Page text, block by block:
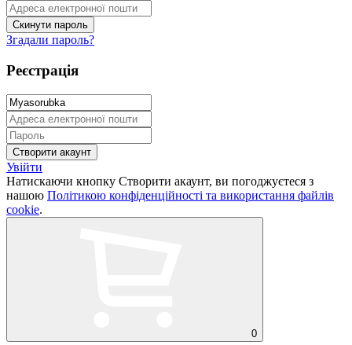
Згадали пароль?
Реєстрація
Увійти
Натискаючи кнопку Створити акаунт, ви погоджуєтеся з
нашою Політикою конфіденційності та використання файлів
cookie.
0